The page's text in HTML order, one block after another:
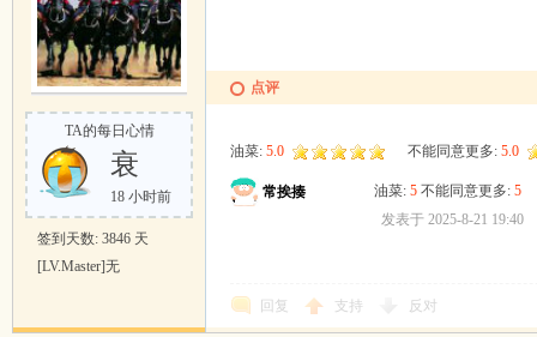
TA的每日心情
衰
18 小时前
签到天数: 3846 天
[LV.Master]无
点评
油菜: 5.0 不能同意更多: 5.0
常挨揍 油菜: 5 不能同意更多: 5
发表于 2025-8-21 19:40
回复 支持 反对